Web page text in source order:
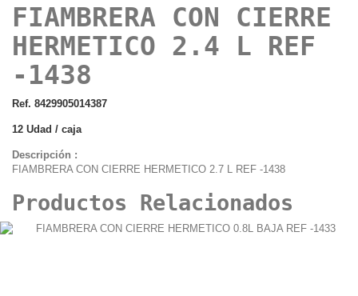
FIAMBRERA CON CIERRE
HERMETICO 2.4 L REF
-1438
Ref. 8429905014387
12 Udad / caja
Descripción :
FIAMBRERA CON CIERRE HERMETICO 2.7 L REF -1438
Productos Relacionados